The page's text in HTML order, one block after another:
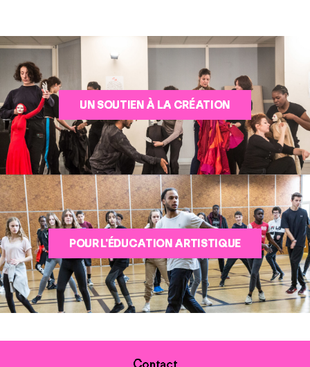
UN SOUTIEN À LA CRÉATION
POUR L'ÉDUCATION ARTISTIQUE